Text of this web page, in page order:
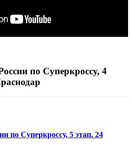
по Суперкроссу, 4
по Суперкроссу, 5 этап. 24